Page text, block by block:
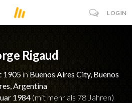
LOGIN
Rigaud
1905 in Buenos Aires City, Buenos
Argentina
1984 (mit mehr als 78 Jahren)